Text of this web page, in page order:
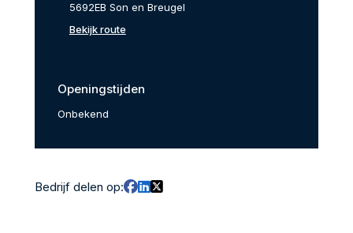
5692EB Son en Breugel
Bekijk route
Openingstijden
Onbekend
Bedrijf delen op: